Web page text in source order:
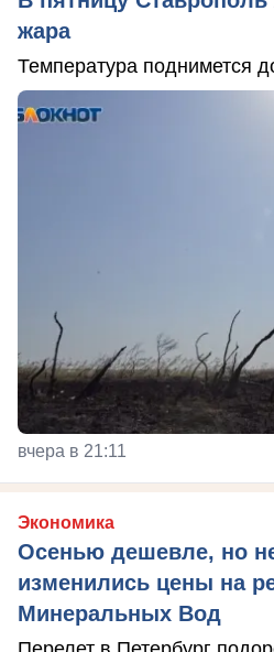
жара
Температура поднимется
вчера в 21:11
Экономика
Осенью дешевле, но
изменились цены на
Минеральных Вод